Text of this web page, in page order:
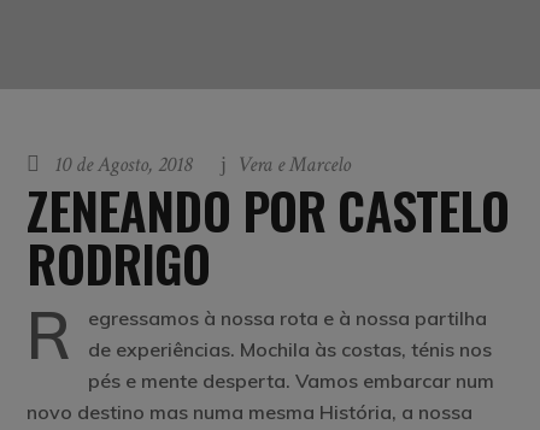
10 de Agosto, 2018 Vera e Marcelo
ZENEANDO POR CASTELO
RODRIGO
R
egressamos à nossa rota e à nossa partilha
de experiências. Mochila às costas, ténis nos
pés e mente desperta. Vamos embarcar num
novo destino mas numa mesma História, a nossa